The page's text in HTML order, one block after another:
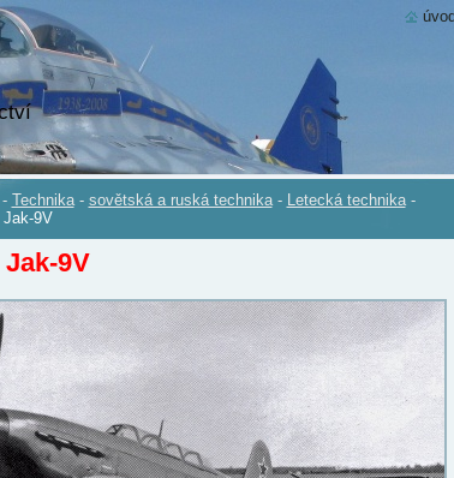
- Technika - sovětská a ruská technika - Letecká technika -
Jak-9V
9V